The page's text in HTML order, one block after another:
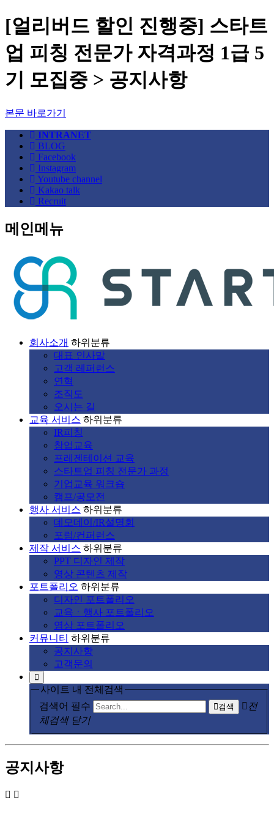
[얼리버드 할인 진행중] 스타트
업 피칭 전문가 자격과정 1급 5
기 모집중 > 공지사항
본문 바로가기
INTRANET
BLOG
Facebook
Instagram
Youtube channel
Kakao talk
Recruit
메인메뉴
회사소개 하위분류
대표 인사말
고객 레퍼런스
연혁
조직도
오시는 길
교육 서비스 하위분류
IR피칭
창업교육
프레젠테이션 교육
스타트업 피칭 전문가 과정
기업교육 워크숍
캠프/공모전
행사 서비스 하위분류
데모데이/IR설명회
포럼/컨퍼런스
제작 서비스 하위분류
PPT 디자인 제작
영상 콘텐츠 제작
포트폴리오 하위분류
디자인 포트폴리오
교육ㆍ행사 포트폴리오
영상 포트폴리오
커뮤니티 하위분류
공지사항
고객문의
사이트 내 전체검색
검색어 필수
검색
전
체검색 닫기
공지사항